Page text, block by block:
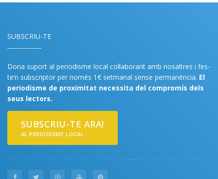
SUBSCRIU-TE
Dona suport al periodisme local col·laborant amb nosaltres i fes-
te’n subscriptor per només 1€ setmanal sense permanència. El
periodisme de proximitat necessita del compromís dels
seus lectors.
SUBSCRIU-TE ARA!
AL PERIODISME LOCAL